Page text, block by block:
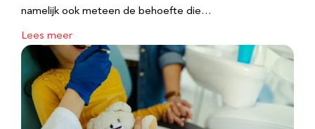
namelijk ook meteen de behoefte die…
Lees meer